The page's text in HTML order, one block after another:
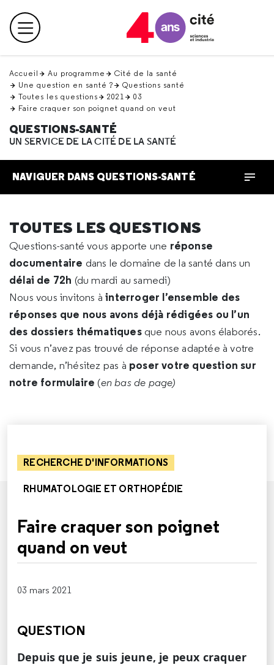
en
haut Menu principal
Accueil Au programme
Cité de la santé
Une question en santé ?
Questions santé
Toutes les questions
2021
03
Faire craquer son poignet quand on veut
QUESTIONS-SANTÉ
UN SERVICE DE LA CITÉ DE LA SANTÉ
NAVIGUER DANS QUESTIONS-SANTÉ
TOUTES LES QUESTIONS
Questions-santé vous apporte une réponse
documentaire dans le domaine de la santé dans un
délai de 72h (du mardi au samedi)
Nous vous invitons àinterroger l’ensemble des
réponses que nous avons déjà rédigées ou l’un
des dossiers thématiques que nous avons élaborés.
Si vous n’avez pas trouvé de réponse adaptée à votre
demande, n’hésitez pas à poser votre question sur
notre formulaire (en bas de page)
RECHERCHE D'INFORMATIONS
RHUMATOLOGIE ET ORTHOPÉDIE
Faire craquer son poignet
quand on veut
03 mars 2021
QUESTION
Depuis que je suis jeune, je peux craquer